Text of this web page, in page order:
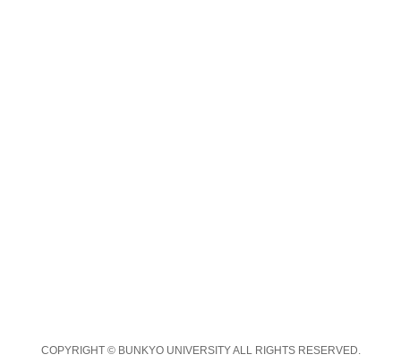
COPYRIGHT © BUNKYO UNIVERSITY ALL RIGHTS RESERVED.